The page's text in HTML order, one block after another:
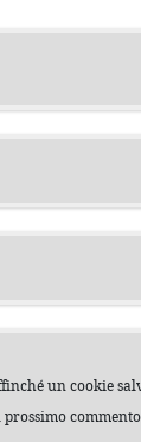
un cookie